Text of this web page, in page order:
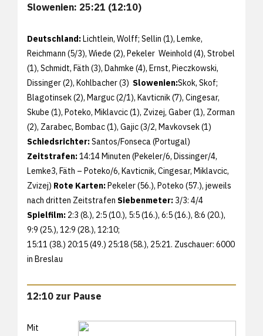
Slowenien: 25:21 (12:10)
Deutschland:Lichtlein, Wolff; Sellin (1), Lemke,
Reichmann (5/3), Wiede (2), Pekeler Weinhold (4), Strobel
(1), Schmidt, Fäth (3), Dahmke (4), Ernst, Pieczkowski,
Dissinger (2), Kohlbacher (3) Slowenien:Skok, Skof;
Blagotinsek (2), Marguc (2/1), Kavticnik (7), Cingesar,
Skube (1), Poteko, Miklavcic (1), Zvizej, Gaber (1), Zorman
(2), Zarabec, Bombac (1), Gajic (3/2, Mavkovsek (1)
Schiedsrichter:Santos/Fonseca (Portugal)
Zeitstrafen:14:14 Minuten (Pekeler/6, Dissinger/4,
Lemke3, Fäth – Poteko/6, Kavticnik, Cingesar, Miklavcic,
Zvizej) Rote Karten:Pekeler (56.), Poteko (57.), jeweils
nach dritten Zeitstrafen Siebenmeter: 3/3: 4/4
Spielfilm: 2:3 (8.), 2:5 (10.), 5:5 (16.), 6:5 (16.), 8:6 (20.),
9:9 (25.), 12:9 (28.), 12:10;
15:11 (38.) 20:15 (49.) 25:18 (58.), 25:21. Zuschauer: 6000
in Breslau
12:10 zur Pause
Mit